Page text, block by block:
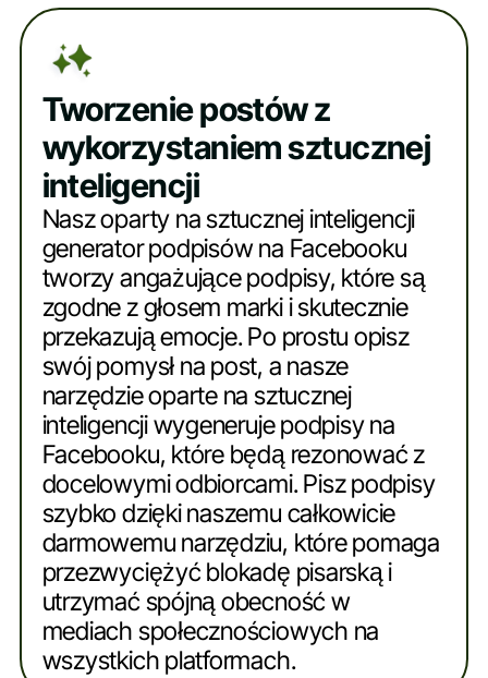
Tworzenie postów z
wykorzystaniem sztucznej
inteligencji
Nasz oparty na sztucznej inteligencji
generator podpisów na Facebooku
tworzy angażujące podpisy, które są
zgodne z głosem marki i skutecznie
przekazują emocje. Po prostu opisz
swój pomysł na post, a nasze
narzędzie oparte na sztucznej
inteligencji wygeneruje podpisy na
Facebooku, które będą rezonować z
docelowymi odbiorcami. Pisz podpisy
szybko dzięki naszemu całkowicie
darmowemu narzędziu, które pomaga
przezwyciężyć blokadę pisarską i
utrzymać spójną obecność w
mediach społecznościowych na
wszystkich platformach.